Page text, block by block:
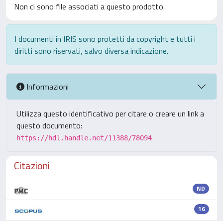
Non ci sono file associati a questo prodotto.
I documenti in IRIS sono protetti da copyright e tutti i
diritti sono riservati, salvo diversa indicazione.
Informazioni
Utilizza questo identificativo per citare o creare un link a
questo documento:
https://hdl.handle.net/11388/78094
Citazioni
ND
16